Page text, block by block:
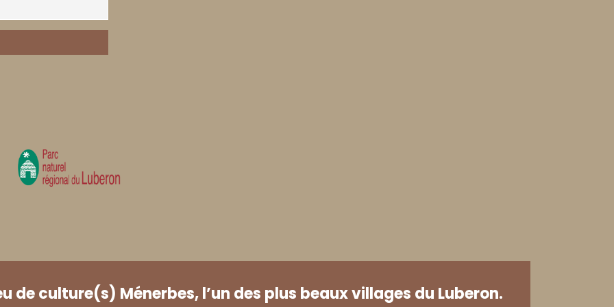
de culture(s) Ménerbes, l’un des plus beaux villages du Luberon.